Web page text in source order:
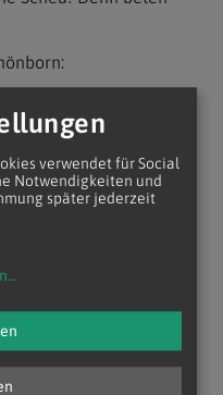
der katholischen
verwendet für Social
Notwendigkeiten und
später jederzeit
...